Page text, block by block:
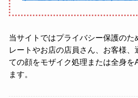
当サイトではプライバシー保護のた
レートやお店の店員さん、お客様、
ての顔をモザイク処理または全身を
ます。